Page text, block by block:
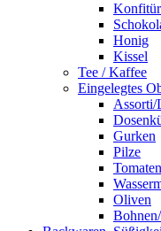
Honig
Kissel
Tee / Kaffee
Eingelegtes
Assorti/
Gurken
Pilze
Tomaten
Oliven